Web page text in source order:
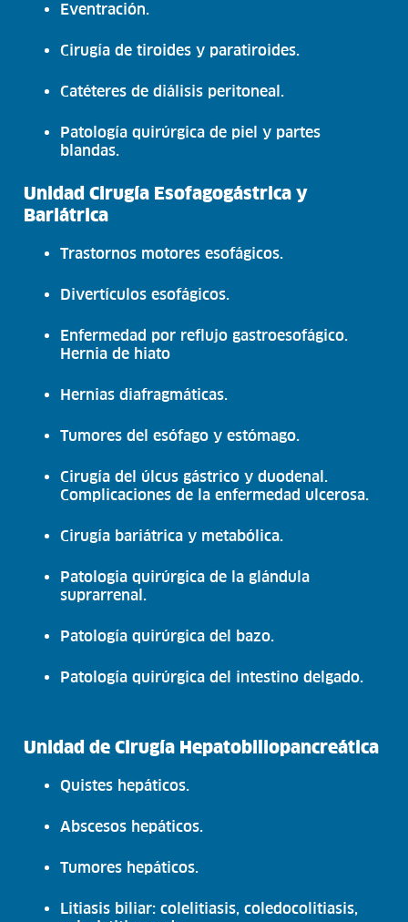
Eventración.
Cirugía de tiroides y paratiroides.
Catéteres de diálisis peritoneal.
Patología quirúrgica de piel y partes
blandas.
Unidad Cirugía Esofagogástrica y
Bariátrica
Trastornos motores esofágicos.
Divertículos esofágicos.
Enfermedad por reflujo gastroesofágico.
Hernia de hiato
Hernias diafragmáticas.
Tumores del esófago y estómago.
Cirugía del úlcus gástrico y duodenal.
Complicaciones de la enfermedad ulcerosa.
Cirugía bariátrica y metabólica.
Patologia quirúrgica de la glándula
suprarrenal.
Patología quirúrgica del bazo.
Patología quirúrgica del intestino delgado.
Unidad de Cirugía Hepatobiliopancreática
Quistes hepáticos.
Abscesos hepáticos.
Tumores hepáticos.
Litiasis biliar: colelitiasis, coledocolitiasis,